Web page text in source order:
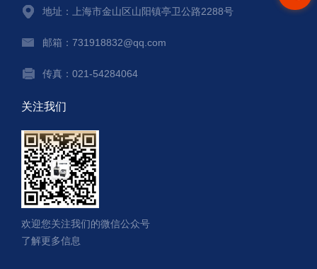
地址：上海市金山区山阳镇亭卫公路2288号
邮箱：731918832@qq.com
传真：021-54284064
关注我们
欢迎您关注我们的微信公众号
了解更多信息